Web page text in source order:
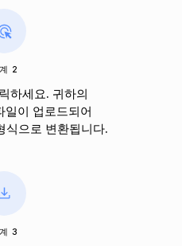
2
하세요. 귀하의
이 업로드되어
으로 변환됩니다.
3